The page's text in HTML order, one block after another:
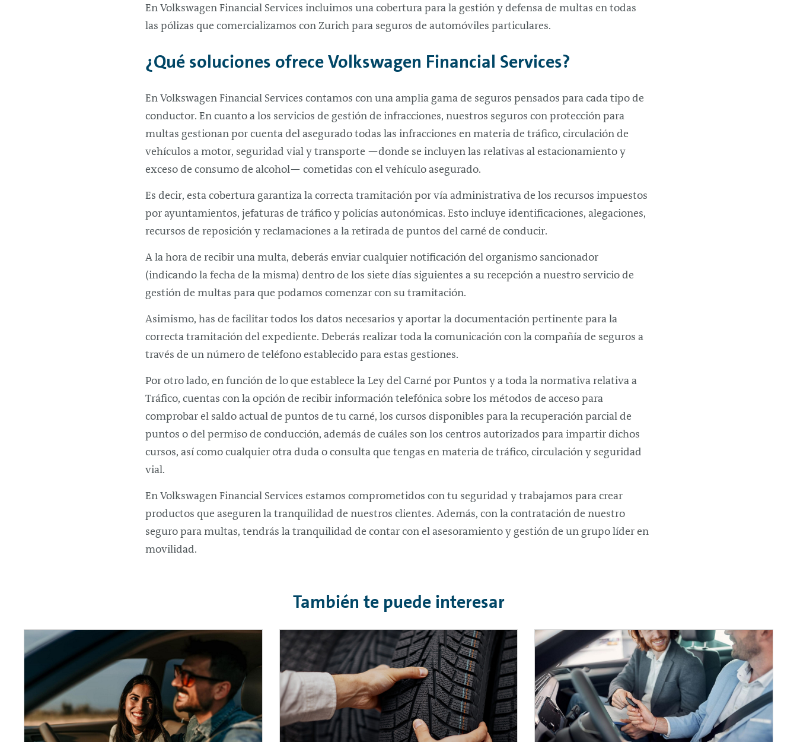
En Volkswagen Financial Services incluimos una cobertura para la gestión y defensa de multas en todas
las pólizas que comercializamos con Zurich para seguros de automóviles particulares.
¿Qué soluciones ofrece Volkswagen Financial Services?
En Volkswagen Financial Services contamos con una amplia gama de seguros pensados para cada tipo de
conductor. En cuanto a los servicios de gestión de infracciones, nuestros seguros con protección para
multas gestionan por cuenta del asegurado todas las infracciones en materia de tráfico, circulación de
vehículos a motor, seguridad vial y transporte —donde se incluyen las relativas al estacionamiento y
exceso de consumo de alcohol— cometidas con el vehículo asegurado.
Es decir, esta cobertura garantiza la correcta tramitación por vía administrativa de los recursos impuestos
por ayuntamientos, jefaturas de tráfico y policías autonómicas. Esto incluye identificaciones, alegaciones,
recursos de reposición y reclamaciones a la retirada de puntos del carné de conducir.
A la hora de recibir una multa, deberás enviar cualquier notificación del organismo sancionador
(indicando la fecha de la misma) dentro de los siete días siguientes a su recepción a nuestro servicio de
gestión de multas para que podamos comenzar con su tramitación.
Asimismo, has de facilitar todos los datos necesarios y aportar la documentación pertinente para la
correcta tramitación del expediente. Deberás realizar toda la comunicación con la compañía de seguros a
través de un número de teléfono establecido para estas gestiones.
Por otro lado, en función de lo que establece la Ley del Carné por Puntos y a toda la normativa relativa a
Tráfico, cuentas con la opción de recibir información telefónica sobre los métodos de acceso para
comprobar el saldo actual de puntos de tu carné, los cursos disponibles para la recuperación parcial de
puntos o del permiso de conducción, además de cuáles son los centros autorizados para impartir dichos
cursos, así como cualquier otra duda o consulta que tengas en materia de tráfico, circulación y seguridad
vial.
En Volkswagen Financial Services estamos comprometidos con tu seguridad y trabajamos para crear
productos que aseguren la tranquilidad de nuestros clientes. Además, con la contratación de nuestro
seguro para multas, tendrás la tranquilidad de contar con el asesoramiento y gestión de un grupo líder en
movilidad.
También te puede interesar